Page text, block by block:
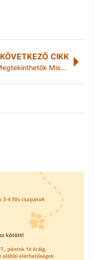
KÖVETKEZŐ CIKK
Megtekinthetők Miskolctapolca fejlesztési tervei – közlemény